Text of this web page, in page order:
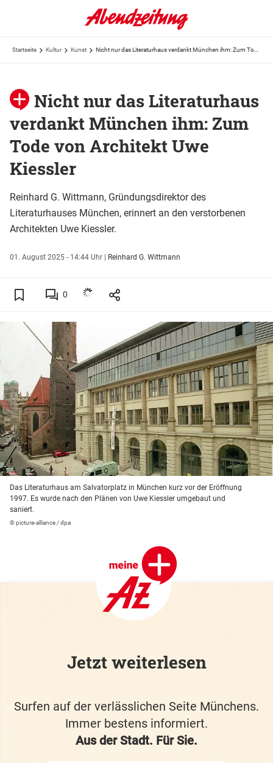
Startseite Kultur Kunst
Nicht nur das Literaturhaus
verdankt München ihm: Zum
Tode von Architekt Uwe
Kiessler
Reinhard G. Wittmann, Gründungsdirektor des
Literaturhauses München, erinnert an den verstorbenen
Architekten Uwe Kiessler.
01. August 2025 - 14:44 Uhr | Reinhard G. Wittmann
0
Das Literaturhaus am Salvatorplatz in München kurz vor der Eröffnung
1997. Es wurde nach den Plänen von Uwe Kiessler umgebaut und
saniert.
© picture-alliance / dpa
Jetzt weiterlesen
Surfen auf der verlässlichen Seite Münchens.
Immer bestens informiert.
Aus der Stadt. Für Sie.